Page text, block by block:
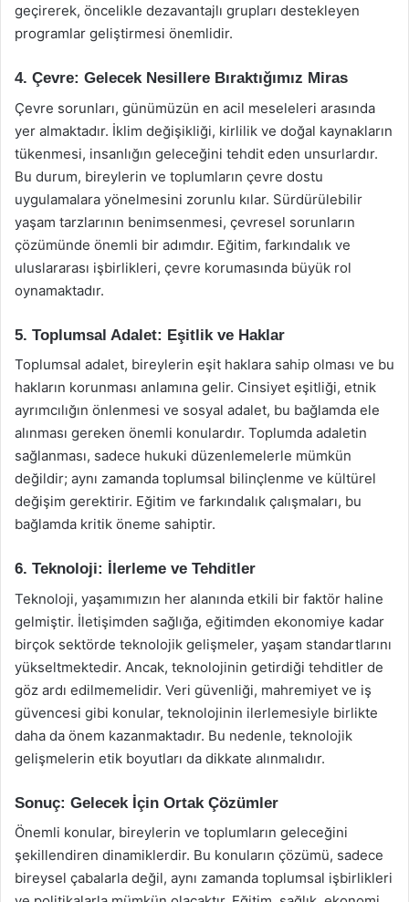
geçirerek, öncelikle dezavantajlı grupları destekleyen
programlar geliştirmesi önemlidir.
4. Çevre: Gelecek Nesillere Bıraktığımız Miras
Çevre sorunları, günümüzün en acil meseleleri arasında
yer almaktadır. İklim değişikliği, kirlilik ve doğal kaynakların
tükenmesi, insanlığın geleceğini tehdit eden unsurlardır.
Bu durum, bireylerin ve toplumların çevre dostu
uygulamalara yönelmesini zorunlu kılar. Sürdürülebilir
yaşam tarzlarının benimsenmesi, çevresel sorunların
çözümünde önemli bir adımdır. Eğitim, farkındalık ve
uluslararası işbirlikleri, çevre korumasında büyük rol
oynamaktadır.
5. Toplumsal Adalet: Eşitlik ve Haklar
Toplumsal adalet, bireylerin eşit haklara sahip olması ve bu
hakların korunması anlamına gelir. Cinsiyet eşitliği, etnik
ayrımcılığın önlenmesi ve sosyal adalet, bu bağlamda ele
alınması gereken önemli konulardır. Toplumda adaletin
sağlanması, sadece hukuki düzenlemelerle mümkün
değildir; aynı zamanda toplumsal bilinçlenme ve kültürel
değişim gerektirir. Eğitim ve farkındalık çalışmaları, bu
bağlamda kritik öneme sahiptir.
6. Teknoloji: İlerleme ve Tehditler
Teknoloji, yaşamımızın her alanında etkili bir faktör haline
gelmiştir. İletişimden sağlığa, eğitimden ekonomiye kadar
birçok sektörde teknolojik gelişmeler, yaşam standartlarını
yükseltmektedir. Ancak, teknolojinin getirdiği tehditler de
göz ardı edilmemelidir. Veri güvenliği, mahremiyet ve iş
güvencesi gibi konular, teknolojinin ilerlemesiyle birlikte
daha da önem kazanmaktadır. Bu nedenle, teknolojik
gelişmelerin etik boyutları da dikkate alınmalıdır.
Sonuç: Gelecek İçin Ortak Çözümler
Önemli konular, bireylerin ve toplumların geleceğini
şekillendiren dinamiklerdir. Bu konuların çözümü, sadece
bireysel çabalarla değil, aynı zamanda toplumsal işbirlikleri